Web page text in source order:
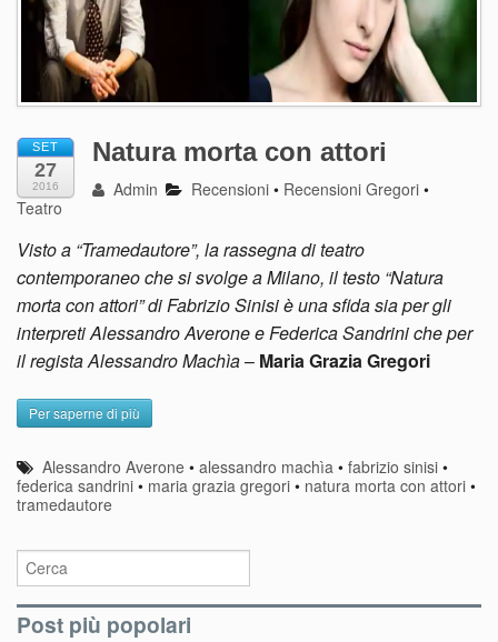
SET
27
2016
Natura morta con attori
Admin Recensioni • Recensioni Gregori •
Teatro
Visto a “Tramedautore”, la rassegna di teatro
contemporaneo che si svolge a Milano, il testo “Natura
morta con attori” di Fabrizio Sinisi è una sfida sia per gli
interpreti Alessandro Averone e Federica Sandrini che per
il regista Alessandro Machìa– Maria Grazia Gregori
Per saperne di più
Alessandro Averone •alessandro machìa •fabrizio sinisi •
federica sandrini • maria grazia gregori • natura morta con attori •
tramedautore
Post più popolari